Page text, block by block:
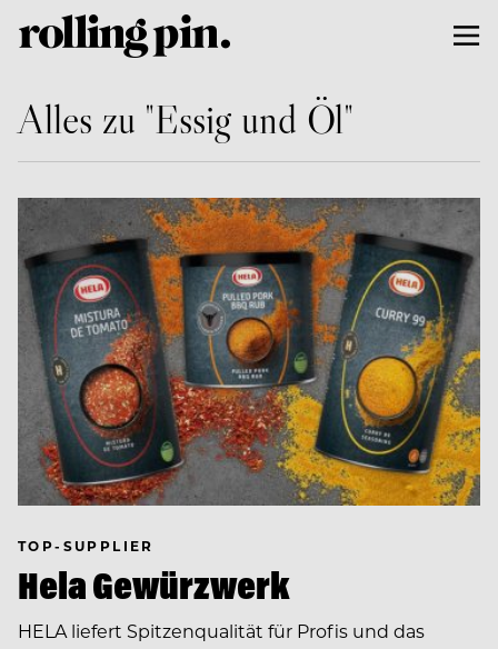
Alles zu "Essig und Öl"
TOP-SUPPLIER
Hela Gewürzwerk
HELA liefert Spitzenqualität für Profis und das